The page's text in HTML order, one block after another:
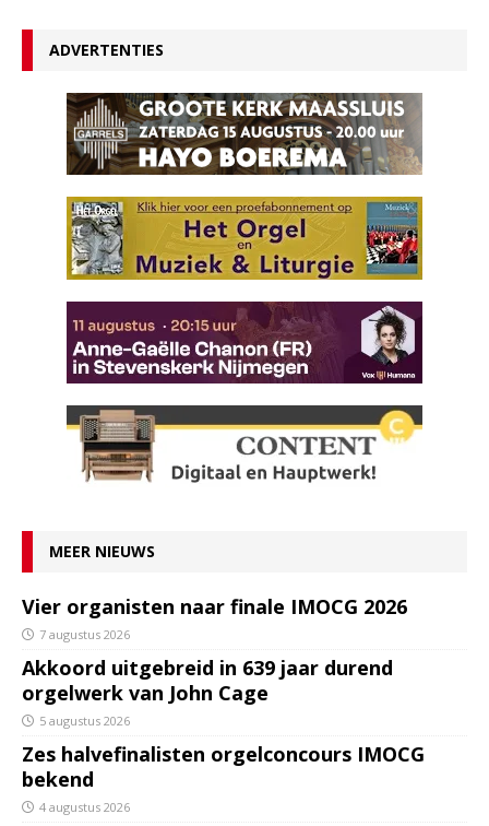
ADVERTENTIES
MEER NIEUWS
Vier organisten naar finale IMOCG 2026
7 augustus 2026
Akkoord uitgebreid in 639 jaar durend
orgelwerk van John Cage
5 augustus 2026
Zes halvefinalisten orgelconcours IMOCG
bekend
4 augustus 2026